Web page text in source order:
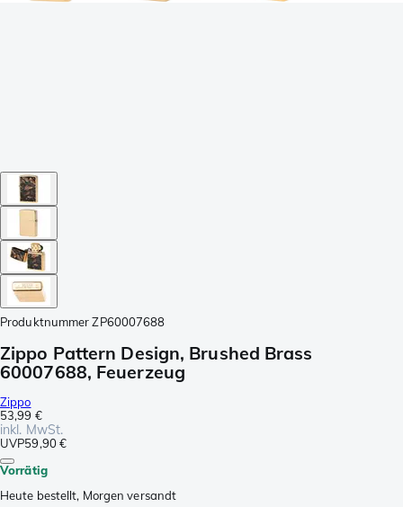
Produktnummer ZP60007688
Zippo Pattern Design, Brushed Brass
60007688, Feuerzeug
Zippo
53,99 €
inkl. MwSt.
UVP59,90 €
Vorrätig
Heute bestellt, Morgen versandt